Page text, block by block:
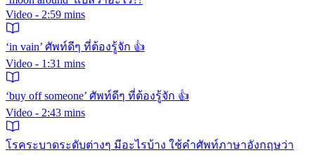
Video - 2:59 mins
‘in vain’ ศัพท์ดีๆ ที่ต้องรู้จัก 👍
Video - 1:31 mins
‘buy off someone’ ศัพท์ดีๆ ที่ต้องรู้จัก 👍
Video - 2:43 mins
โรคระบาดระดับต่างๆ มีอะไรบ้าง ใช้คำศัพท์ภาษาอังกฤษว่า